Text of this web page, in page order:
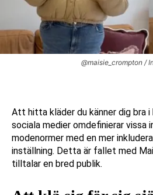
@maisie_crompton /
Att hitta kläder du känner dig bra
sociala medier omdefinierar vissa
modenormer med en mer
inställning. Detta är fallet med
tilltalar en bred publik.